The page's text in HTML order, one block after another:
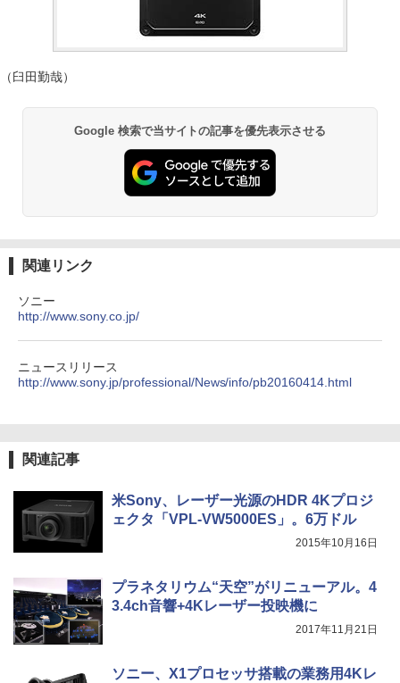
（臼田勤哉）
Google 検索で当サイトの記事を優先表示させる
関連リンク
ソニー
http://www.sony.co.jp/
ニュースリリース
http://www.sony.jp/professional/News/info/pb20160414.html
関連記事
米Sony、レーザー光源のHDR 4Kプロジ
ェクタ「VPL-VW5000ES」。6万ドル
2015年10月16日
プラネタリウム“天空”がリニューアル。4
3.4ch音響+4Kレーザー投映機に
2017年11月21日
ソニー、X1プロセッサ搭載の業務用4Kレ